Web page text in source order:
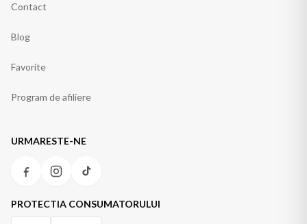
Contact
Blog
Favorite
Program de afiliere
URMARESTE-NE
PROTECTIA CONSUMATORULUI